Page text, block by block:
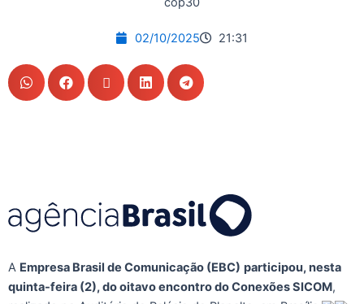
02/10/2025 21:31
A Empresa Brasil de Comunicação (EBC) participou, nesta
quinta-feira (2), do oitavo encontro do Conexões SICOM,